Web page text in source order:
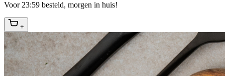
Voor 23:59 besteld, morgen in huis!
+